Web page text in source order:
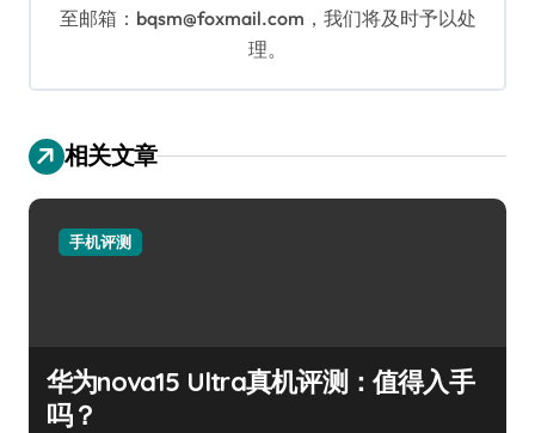
至邮箱：bqsm@foxmail.com，我们将及时予以处
理。
相关文章
手机评测
华为nova15 Ultra真机评测：值得入手
吗？